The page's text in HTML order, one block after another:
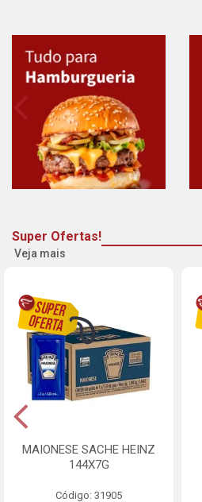
Super Ofertas!
Veja mais
MAIONESE SACHE HEINZ
144X7G
Código: 31905